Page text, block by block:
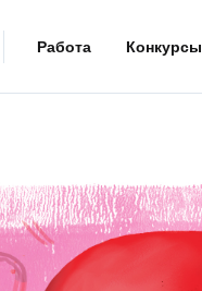
Работа Конкурсы